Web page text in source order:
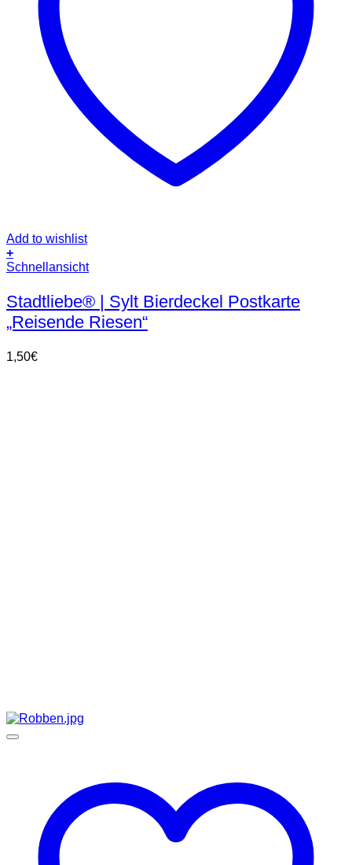
Add to wishlist
+
Schnellansicht
Stadtliebe® | Sylt Bierdeckel Postkarte
„Reisende Riesen“
1,50€